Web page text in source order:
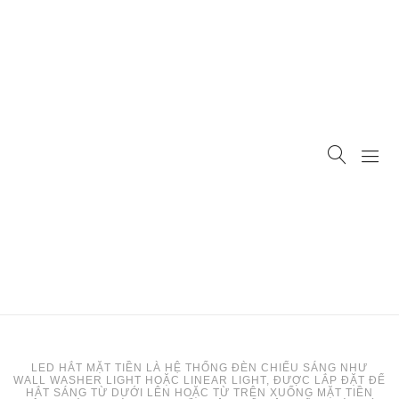
LED HẮT MẶT TIỀN LÀ HỆ THỐNG ĐÈN CHIẾU SÁNG NHƯ
WALL WASHER LIGHT HOẶC LINEAR LIGHT, ĐƯỢC LẮP ĐẶT ĐỂ
HẮT SÁNG TỪ DƯỚI LÊN HOẶC TỪ TRÊN XUỐNG MẶT TIỀN